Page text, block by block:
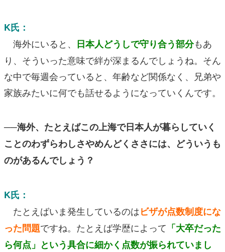
K氏：
海外にいると、 日本人どうしで守り合う部分もあ
り、そういった意味で絆が深まるんでしょうね。そん
な中で毎週会っていると、年齢など関係なく、兄弟や
家族みたいに何でも話せるようになっていくんです。
──海外、たとえばこの上海で日本人が暮らしていく
ことのわずらわしさやめんどくささには、どういうも
のがあるんでしょう？
K氏：
たとえばいま発生しているのはビザが点数制度にな
った問題ですね。たとえば学歴によって 「大卒だった
ら何点」という具合に細かく点数が振られていまし